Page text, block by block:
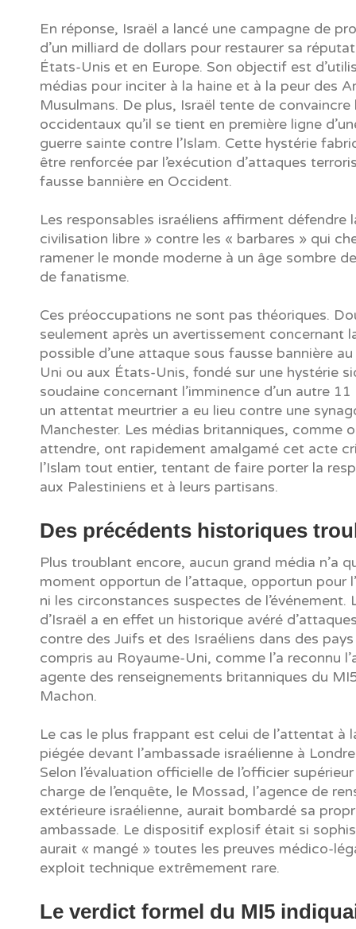
En réponse, Israël a lancé une campagne de
d’un milliard de dollars pour restaurer sa
États-Unis et en Europe. Son objectif est
médias pour inciter à la haine et à la peur des
Musulmans. De plus, Israël tente de convaincre
occidentaux qu’il se tient en première ligne
guerre sainte contre l’Islam. Cette hystérie
être renforcée par l’exécution d’attaques
fausse bannière en Occident.
Les responsables israéliens affirment défendre
civilisation libre » contre les « barbares » qui
ramener le monde moderne à un âge sombre
de fanatisme.
Ces préoccupations ne sont pas théoriques.
seulement après un avertissement concernant
possible d’une attaque sous fausse bannière
Uni ou aux États-Unis, fondé sur une hystérie
soudaine concernant l’imminence d’un autre
un attentat meurtrier a eu lieu contre une
Manchester. Les médias britanniques, comme
attendre, ont rapidement amalgamé cet acte
l’Islam tout entier, tentant de faire porter la
aux Palestiniens et à leurs partisans.
Des précédents historiques
Plus troublant encore, aucun grand média n’a
moment opportun de l’attaque, opportun pour
ni les circonstances suspectes de l’événement.
d’Israël a en effet un historique avéré
contre des Juifs et des Israéliens dans des
compris au Royaume-Uni, comme l’a reconnu
agente des renseignements britanniques du
Machon.
Le cas le plus frappant est celui de l’attentat à
piégée devant l’ambassade israélienne à
Selon l’évaluation officielle de l’officier
charge de l’enquête, le Mossad, l’agence de
extérieure israélienne, aurait bombardé sa
ambassade. Le dispositif explosif était si
aurait « mangé » toutes les preuves médico-
exploit technique extrêmement rare.
Le verdict formel du MI5